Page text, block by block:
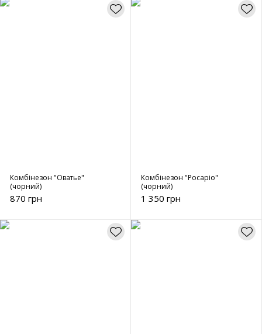
Комбінезон "Оватье"
(чорний)
870 грн
Комбінезон "Росаріо"
(чорний)
1 350 грн